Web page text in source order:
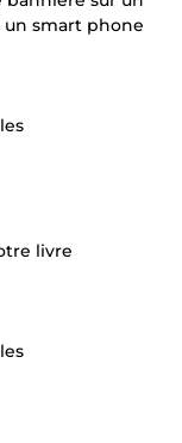
smart phone
livre